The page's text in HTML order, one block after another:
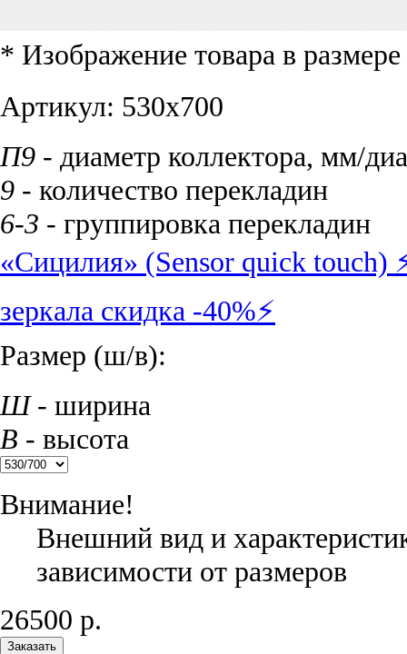
* Изображение товара в размере
Артикул: 530х700
П9 - диаметр коллектора, мм/
9 - количество перекладин
6-3 - группировка перекладин
«Сицилия» (Sensor quick touch)
зеркала скидка -40%⚡
Размер (ш/в):
Ш- ширина
В - высота
Внимание!
Внешний вид и
зависимости от размеров
26500 р.
Заказать